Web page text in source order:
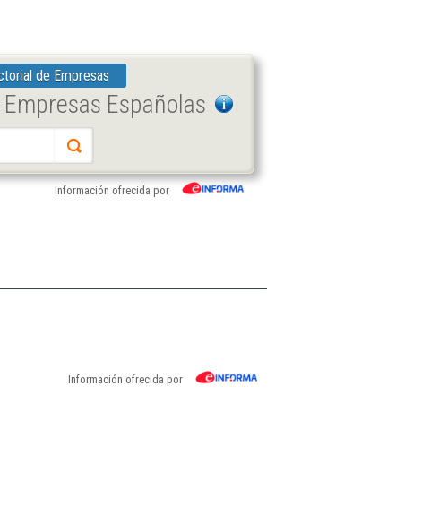
de Empresas
Españolas
Información ofrecida por
Información ofrecida por